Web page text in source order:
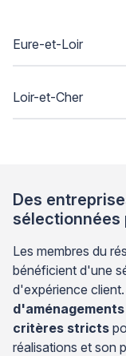
Eure-et-Loir
Loir-et-Cher
Des
Les membres du
bénéficient d'une
d'expérience client.
critères stricts
réalisations et son